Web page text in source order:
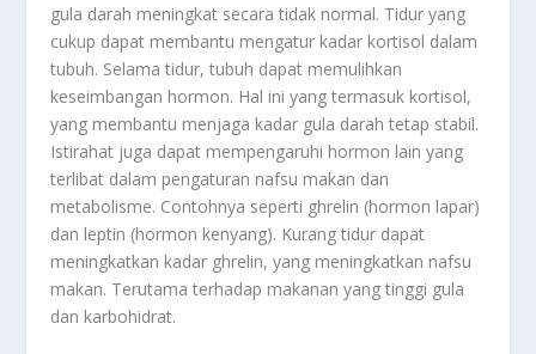
gula darah meningkat secara tidak normal. Tidur yang
cukup dapat membantu mengatur kadar kortisol dalam
tubuh. Selama tidur, tubuh dapat memulihkan
keseimbangan hormon. Hal ini yang termasuk kortisol,
yang membantu menjaga kadar gula darah tetap stabil.
Istirahat juga dapat mempengaruhi hormon lain yang
terlibat dalam pengaturan nafsu makan dan
metabolisme. Contohnya seperti ghrelin (hormon lapar)
dan leptin (hormon kenyang). Kurang tidur dapat
meningkatkan kadar ghrelin, yang meningkatkan nafsu
makan. Terutama terhadap makanan yang tinggi gula
dan karbohidrat.